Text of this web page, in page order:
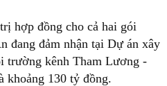
hợp đồng cho cả hai gói
đang đảm nhận tại Dự án xây
trường kênh Tham Lương -
khoảng 130 tỷ đồng.